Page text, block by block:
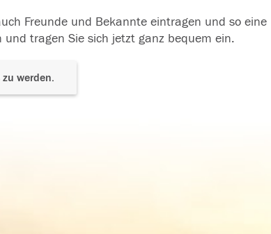
Freunde und Bekannte eintragen und so eine
tragen Sie sich jetzt ganz bequem ein.
werden.